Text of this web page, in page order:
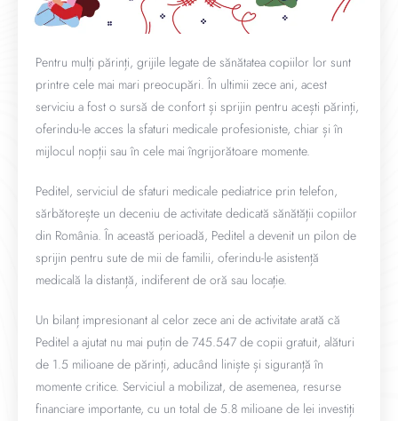
Pentru mulți părinți, grijile legate de sănătatea copiilor lor sunt
printre cele mai mari preocupări. În ultimii zece ani, acest
serviciu a fost o sursă de confort și sprijin pentru acești părinți,
oferindu-le acces la sfaturi medicale profesioniste, chiar și în
mijlocul nopții sau în cele mai îngrijorătoare momente.
Peditel, serviciul de sfaturi medicale pediatrice prin telefon,
sărbătorește un deceniu de activitate dedicată sănătății copiilor
din România. În această perioadă, Peditel a devenit un pilon de
sprijin pentru sute de mii de familii, oferindu-le asistență
medicală la distanță, indiferent de oră sau locație.
Un bilanț impresionant al celor zece ani de activitate arată că
Peditel a ajutat nu mai puțin de 745.547 de copii gratuit, alături
de 1.5 milioane de părinți, aducând liniște și siguranță în
momente critice. Serviciul a mobilizat, de asemenea, resurse
financiare importante, cu un total de 5.8 milioane de lei investiți